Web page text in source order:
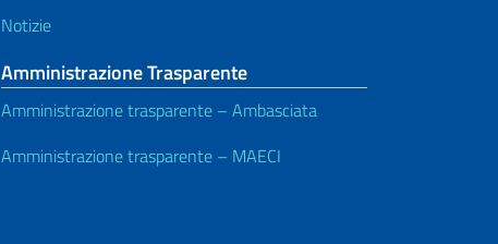
Notizie
Amministrazione Trasparente
Amministrazione trasparente – Ambasciata
Amministrazione trasparente – MAECI